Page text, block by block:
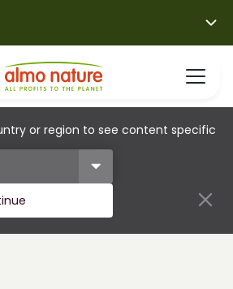
or region to see content specific